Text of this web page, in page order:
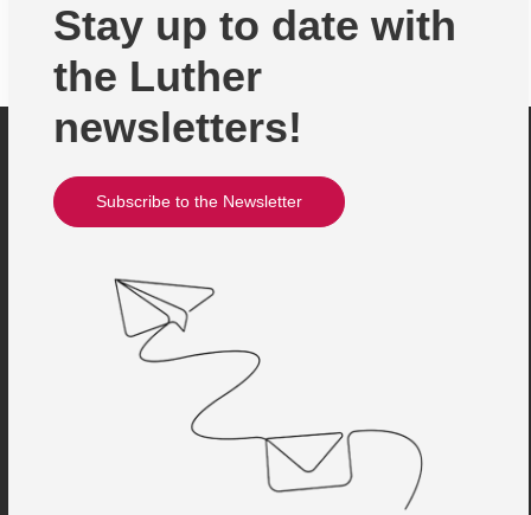
Stay up to date with
the Luther
newsletters!
Subscribe to the Newsletter